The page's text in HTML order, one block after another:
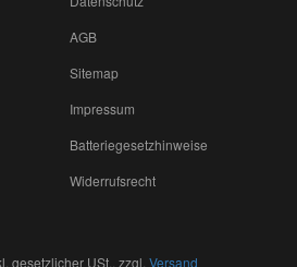
AGB
Sitemap
Impressum
Batteriegesetzhinweise
Widerrufsrecht
gesetzlicher USt., zzgl. Versand